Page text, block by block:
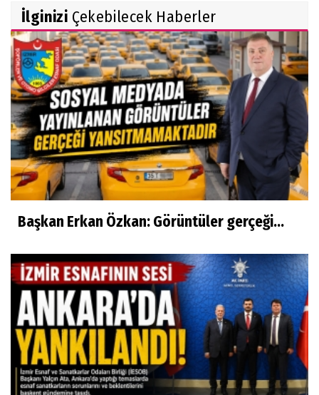
İlginizi Çekebilecek Haberler
Başkan Erkan Özkan: Görüntüler gerçeği...